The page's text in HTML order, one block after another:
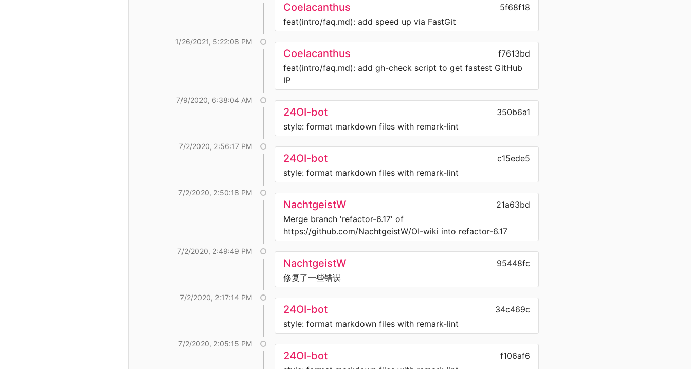
Coelacanthus
5f68f18
feat(intro/faq.md): add speed up via FastGit
1/26/2021, 5:22:08 PM
Coelacanthus
f7613bd
feat(intro/faq.md): add gh-check script to get fastest GitHub
IP
7/9/2020, 6:38:04 AM
24OI-bot
350b6a1
style: format markdown files with remark-lint
7/2/2020, 2:56:17 PM
24OI-bot
c15ede5
style: format markdown files with remark-lint
7/2/2020, 2:50:18 PM
NachtgeistW
21a63bd
Merge branch 'refactor-6.17' of
https://github.com/NachtgeistW/OI-wiki into refactor-6.17
7/2/2020, 2:49:49 PM
NachtgeistW
95448fc
修复了一些错误
7/2/2020, 2:17:14 PM
24OI-bot
34c469c
style: format markdown files with remark-lint
7/2/2020, 2:05:15 PM
24OI-bot
f106af6